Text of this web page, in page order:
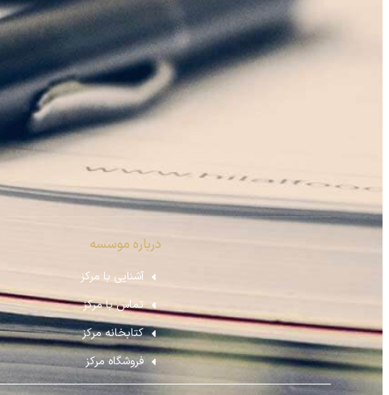
درباره موسسه
آشنایی با مرکز
تماس با مرکز
کتابخانه مرکز
فروشگاه مرکز